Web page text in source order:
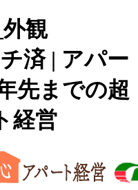
観
済 | アパー
先までの超
経営